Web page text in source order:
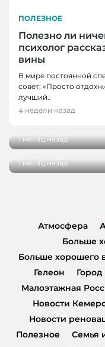
ПОЛЕЗНОЕ
Полезно ли
психолог
вины
В мире постоянной
совет: «Просто
лучший..
4 недели назад
ГОРОД,
«Родная нить» в
1 месяц назад
ГОРОД
встречает
1 месяц назад
Атмосфера
Больше
Больше хорошего
Гелеон
Город
Малоэтажная
Новости
Новости
Полезное
Семья